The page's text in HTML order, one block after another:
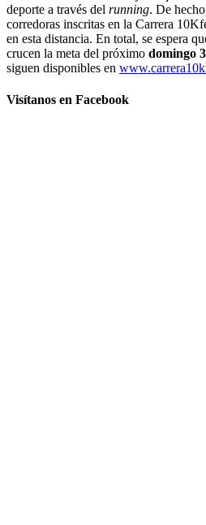
deporte a través del running. De
corredoras inscritas en la Carrera
en esta distancia. En total, se espera
crucen la meta del próximo domingo
siguen disponibles en
Visítanos en Facebook